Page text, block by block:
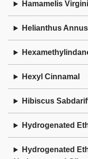
Hamamelis
Helianthus Annus
Hexyl Cinnamal
Hibiscus
Hydrogenated
Hydrogenated